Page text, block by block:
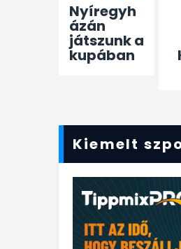
Nyíregyh
ázán
játszunk a
kupában
Kiemelt